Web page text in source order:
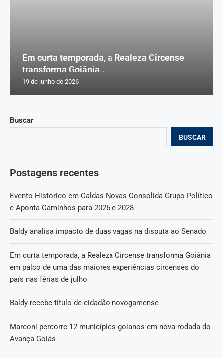
Buscar
BUSCAR
Postagens recentes
Evento Histórico em Caldas Novas Consolida Grupo Político
e Aponta Caminhos para 2026 e 2028
Baldy analisa impacto de duas vagas na disputa ao Senado
Em curta temporada, a Realeza Circense transforma Goiânia
em palco de uma das maiores experiências circenses do
país nas férias de julho
Baldy recebe título de cidadão novogamense
Marconi percorre 12 municípios goianos em nova rodada do
Avança Goiás
Em curta temporada, a Realeza Circense
transforma Goiânia...
19 de junho de 2026